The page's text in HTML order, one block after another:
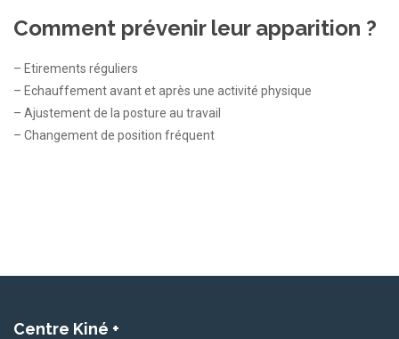
Comment prévenir leur apparition ?
– Etirements réguliers
– Echauffement avant et après une activité physique
– Ajustement de la posture au travail
– Changement de position fréquent
Centre Kiné +